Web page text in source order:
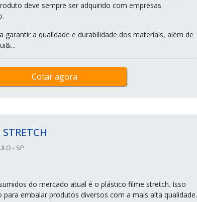
deve sempre ser adquirido com empresas
garantir a qualidade e durabilidade dos materiais, além de
Cotar agora
- SP
do mercado atual é o plástico filme stretch. Isso
embalar produtos diversos com a mais alta qualidade.